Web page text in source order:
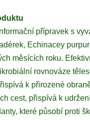
přípravek s
Echinacey
měsících roku.
rovnováze
k přirozené
cest, přispívá k
které působí proti